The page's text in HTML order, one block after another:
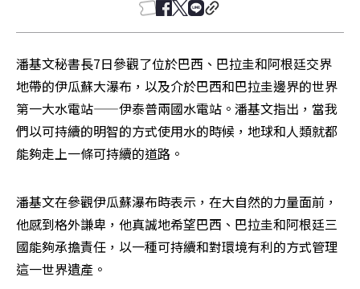
潘基文秘書長7日參觀了位於巴西、巴拉圭和阿根廷交界
地帶的伊瓜蘇大瀑布，以及介於巴西和巴拉圭邊界的世界
第一大水電站——伊泰普兩國水電站。潘基文指出，當我
們以可持續的明智的方式使用水的時候，地球和人類就都
能夠走上一條可持續的道路。
潘基文在參觀伊瓜蘇瀑布時表示，在大自然的力量面前，
他感到格外謙卑，他真誠地希望巴西、巴拉圭和阿根廷三
國能夠承擔責任，以一種可持續和對環境有利的方式管理
這一世界遺產。